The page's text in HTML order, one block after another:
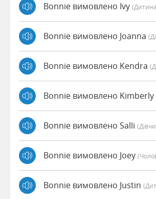
Bonnie вимовлено Ivy
Bonnie вимовлено Joanna
Bonnie вимовлено Kendra
Bonnie вимовлено Kimberly
Bonnie вимовлено Salli
Bonnie вимовлено Joey
Bonnie вимовлено Justin